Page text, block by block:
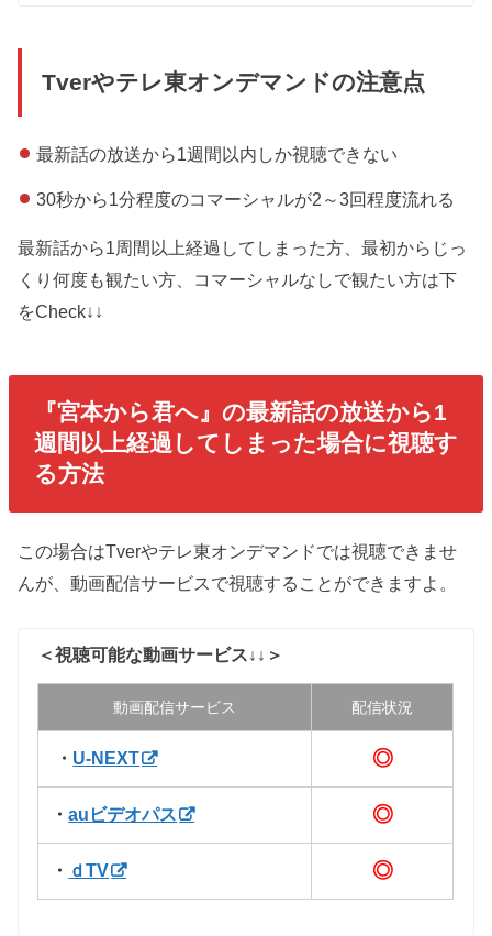
Tverやテレ東オンデマンドの注意点
最新話の放送から1週間以内しか視聴できない
30秒から1分程度のコマーシャルが2～3回程度流れる
最新話から1周間以上経過してしまった方、最初からじっ
くり何度も観たい方、コマーシャルなしで観たい方は下
をCheck↓↓
『宮本から君へ』の最新話の放送から1
週間以上経過してしまった場合に視聴す
る方法
この場合はTverやテレ東オンデマンドでは視聴できませ
んが、動画配信サービスで視聴することができますよ。
＜視聴可能な動画サービス↓↓＞
動画配信サービス 配信状況
・ U-NEXT ◎
・auビデオパス ◎
・ ｄTV ◎